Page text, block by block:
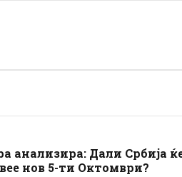
анализира: Дали Србија
нов 5-ти Октомври?